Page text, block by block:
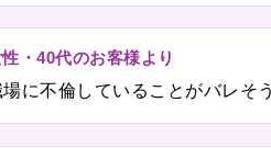
・40代のお客様より
場に不倫していることがバレそ